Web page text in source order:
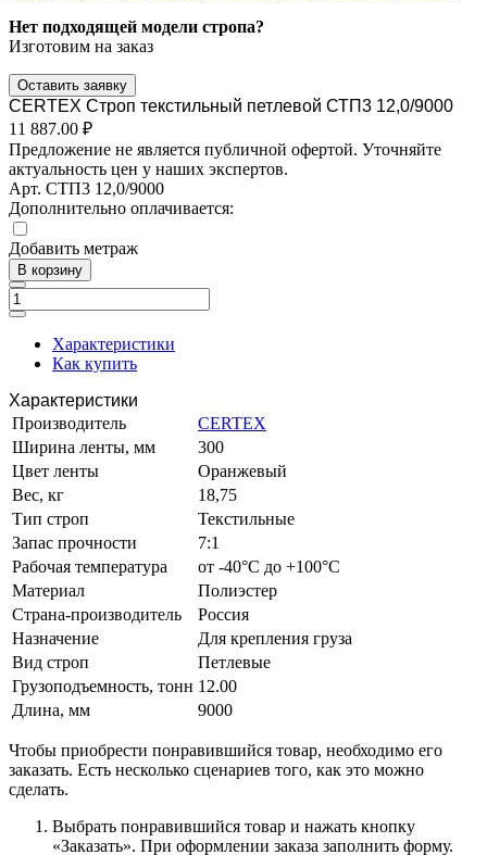
Нет подходящей модели стропа?
Изготовим на заказ
Оставить заявку
CERTEX Строп текстильный петлевой СТП3 12,0/9000
11 887.00 ₽
Предложение не является публичной офертой. Уточняйте
актуальность цен у наших экспертов.
Арт. СТП3 12,0/9000
Дополнительно оплачивается:
Добавить метраж
В корзину
Характеристики
Как купить
Характеристики
Производитель
CERTEX
Ширина ленты, мм
300
Цвет ленты
Оранжевый
Вес, кг
18,75
Тип строп
Текстильные
Запас прочности
7:1
Рабочая температура
от -40°C до +100°C
Материал
Полиэстер
Страна-производитель
Россия
Назначение
Для крепления груза
Вид строп
Петлевые
Грузоподъемность, тонн 12.00
Длина, мм
9000
Чтобы приобрести понравившийся товар, необходимо его
заказать. Есть несколько сценариев того, как это можно
сделать.
Выбрать понравившийся товар и нажать кнопку
«Заказать». При оформлении заказа заполнить форму.